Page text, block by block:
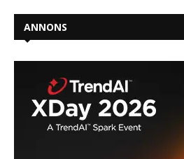
ANNONS